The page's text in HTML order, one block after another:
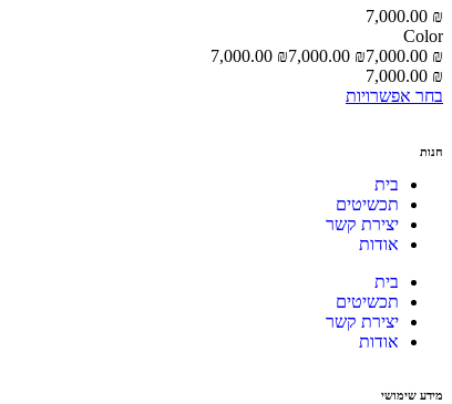
7,000.00 ₪
Color
7,000.00 ₪
7,000.00 ₪
7,000.00 ₪
7,000.00 ₪
בחר אפשרויות
חנות
בית
תכשיטים
יצירת קשר
אודות
בית
תכשיטים
יצירת קשר
אודות
מידע שימושי